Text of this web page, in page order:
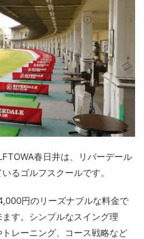
春日井は、リバーデール
るゴルフスクールです。
円のリーズナブルな料金で
す。シンプルなスイング理
レーニング、コース戦略など